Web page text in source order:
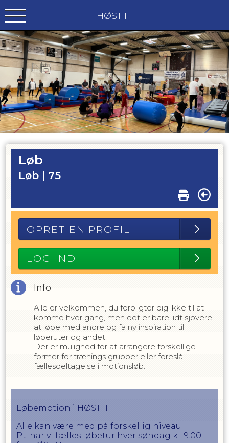
HØST IF
Løb
Løb | 75
OPRET EN PROFIL
LOG IND
Info
Alle er velkommen, du forpligter dig ikke til at
komme hver gang, men det er bare lidt sjovere
at løbe med andre og få ny inspiration til
løberuter og andet.
Der er mulighed for at arrangere forskellige
former for trænings grupper eller foreslå
fællesdeltagelse i motionsløb.
Løbemotion i HØST IF.
Alle kan være med på forskellig niveau.
Pt. har vi fælles løbetur hver søndag kl. 9.00